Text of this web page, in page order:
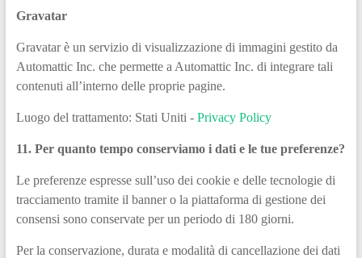
Gravatar
Gravatar è un servizio di visualizzazione di immagini gestito da
Automattic Inc. che permette a Automattic Inc. di integrare tali
contenuti all’interno delle proprie pagine.
Luogo del trattamento: Stati Uniti - Privacy Policy
11. Per quanto tempo conserviamo i dati e le tue preferenze?
Le preferenze espresse sull’uso dei cookie e delle tecnologie di
tracciamento tramite il banner o la piattaforma di gestione dei
consensi sono conservate per un periodo di 180 giorni.
Per la conservazione, durata e modalità di cancellazione dei dati